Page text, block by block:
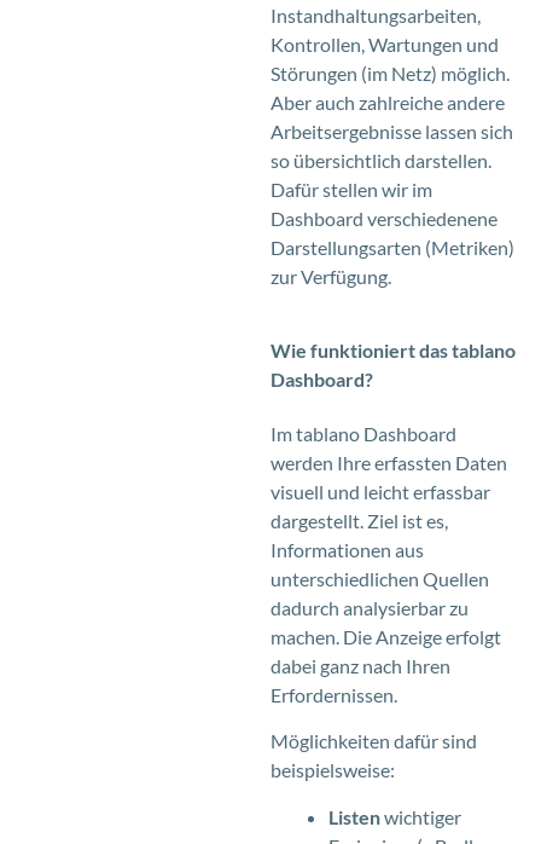
Instandhaltungsarbeiten,
Kontrollen, Wartungen und
Störungen (im Netz) möglich.
Aber auch zahlreiche andere
Arbeitsergebnisse lassen sich
so übersichtlich darstellen.
Dafür stellen wir im
Dashboard verschiedenene
Darstellungsarten (Metriken)
zur Verfügung.
Wie funktioniert das tablano
Dashboard?
Im tablano Dashboard
werden Ihre erfassten Daten
visuell und leicht erfassbar
dargestellt. Ziel ist es,
Informationen aus
unterschiedlichen Quellen
dadurch analysierbar zu
machen. Die Anzeige erfolgt
dabei ganz nach Ihren
Erfordernissen.
Möglichkeiten dafür sind
beispielsweise:
Listenwichtiger